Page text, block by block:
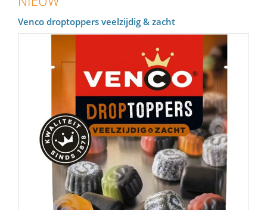
Venco droptoppers veelzijdig & zacht